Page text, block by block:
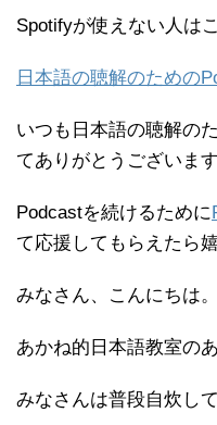
Spotifyが使えない人は
日本語の聴解のための
いつも日本語の聴解の
てありがとうございます
Podcastを続けるために
て応援してもらえたら
みなさん、こんにちは。
あかね的日本語教室の
みなさんは普段自炊し